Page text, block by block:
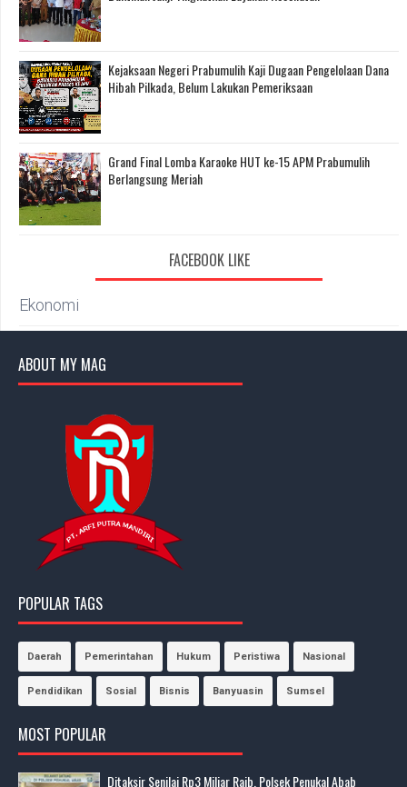
Kejaksaan Negeri Prabumulih Kaji Dugaan Pengelolaan Dana
Hibah Pilkada, Belum Lakukan Pemeriksaan
Grand Final Lomba Karaoke HUT ke-15 APM Prabumulih
Berlangsung Meriah
FACEBOOK LIKE
Ekonomi
ABOUT MY MAG
POPULAR TAGS
Daerah Pemerintahan Hukum Peristiwa Nasional
Pendidikan Sosial Bisnis Banyuasin Sumsel
MOST POPULAR
Ditaksir Senilai Rp3 Miliar Raib, Polsek Penukal Abab